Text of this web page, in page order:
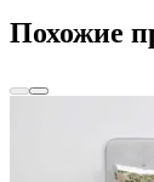
Похожие